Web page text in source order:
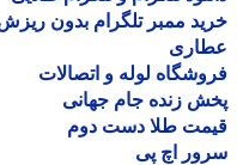
ممبر تلگرام بدون ریزش
لوله و اتصالات
زنده جام جهانی
طلا دست دوم
اچ پی